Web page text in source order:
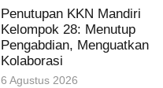
Penutupan KKN Mandiri
Kelompok 28: Menutup
Pengabdian, Menguatkan
Kolaborasi
6 Agustus 2026